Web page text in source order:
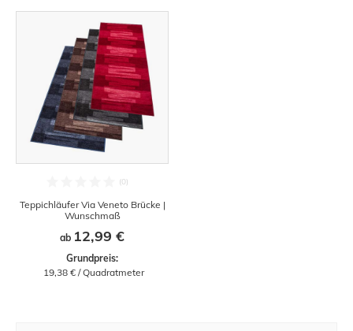
Teppichläufer Via Veneto Brücke |
Wunschmaß
ab 12,99 €
Grundpreis:
19,38 € / Quadratmeter